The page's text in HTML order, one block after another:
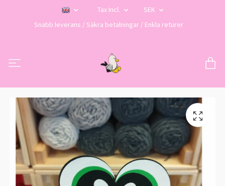
Tax Incl.
SEK
Snabb leverans / Säkra betalningar / Enkla returer